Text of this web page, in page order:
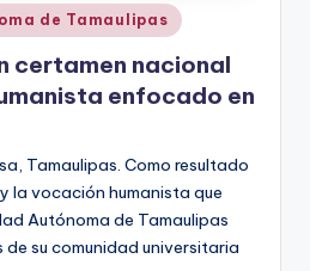
de Tamaulipas
certamen nacional
enfocado en
Tamaulipas. Como resultado
la vocación humanista que
Autónoma de Tamaulipas
su comunidad universitaria